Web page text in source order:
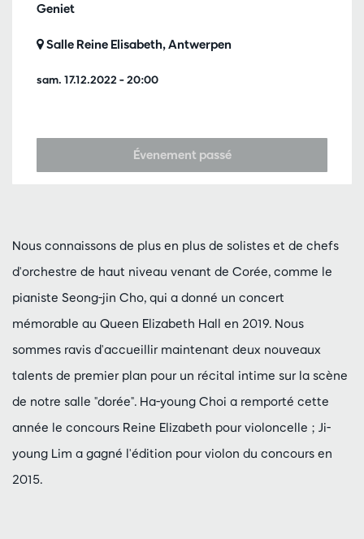
Geniet
sam. 17.12.2022 – 20:00
Salle Reine Elisabeth, Antwerpen
Évenement passé
Nous connaissons de plus en plus de solistes et de chefs
d'orchestre de haut niveau venant de Corée, comme le
pianiste Seong-jin Cho, qui a donné un concert
mémorable au Queen Elizabeth Hall en 2019. Nous
sommes ravis d'accueillir maintenant deux nouveaux
talents de premier plan pour un récital intime sur la scène
de notre salle "dorée". Ha-young Choi a remporté cette
année le concours Reine Elizabeth pour violoncelle ; Ji-
young Lim a gagné l'édition pour violon du concours en
2015.